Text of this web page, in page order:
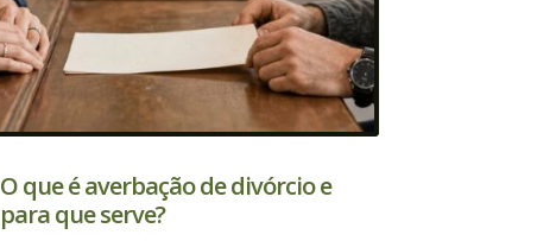
O que é averbação de divórcio e
para que serve?